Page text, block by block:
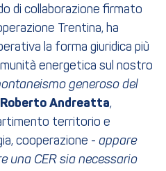
di collaborazione firmato
Trentina, ha
la forma giuridica più
energetica sul nostro
generoso del
Roberto Andreatta,
territorio e
cooperazione - appare
una CER sia necessario